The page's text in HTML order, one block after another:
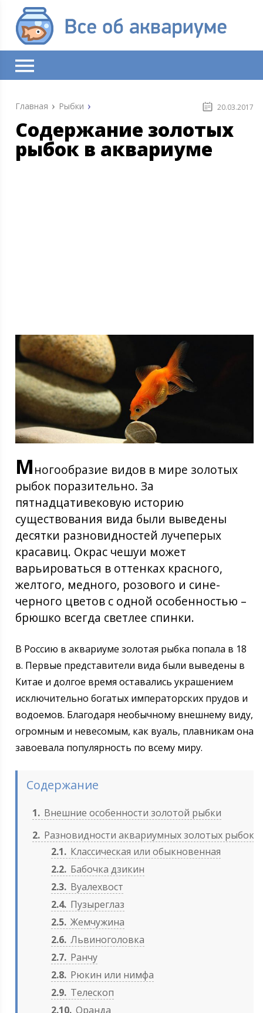
Главная Рыбки 20.03.2017
Содержание золотых
рыбок в аквариуме
Многообразие видов в мире золотых
рыбок поразительно. За
пятнадцативековую историю
существования вида были выведены
десятки разновидностей лучеперых
красавиц. Окрас чешуи может
варьироваться в оттенках красного,
желтого, медного, розового и сине-
черного цветов с одной особенностью –
брюшко всегда светлее спинки.
В Россию в аквариуме золотая рыбка попала в 18
в. Первые представители вида были выведены в
Китае и долгое время оставались украшением
исключительно богатых императорских прудов и
водоемов. Благодаря необычному внешнему виду,
огромным и невесомым, как вуаль, плавникам она
завоевала популярность по всему миру.
Содержание
1
Внешние особенности золотой рыбки
2 Разновидности аквариумных золотых рыбок
2.1
Классическая или обыкновенная
2.2 Бабочка дзикин
2.3 Вуалехвост
2.4 Пузыреглаз
2.5 Жемчужина
2.6 Львиноголовка
2.7 Ранчу
2.8 Рюкин или нимфа
2.9 Телескоп
2.10 Оранда